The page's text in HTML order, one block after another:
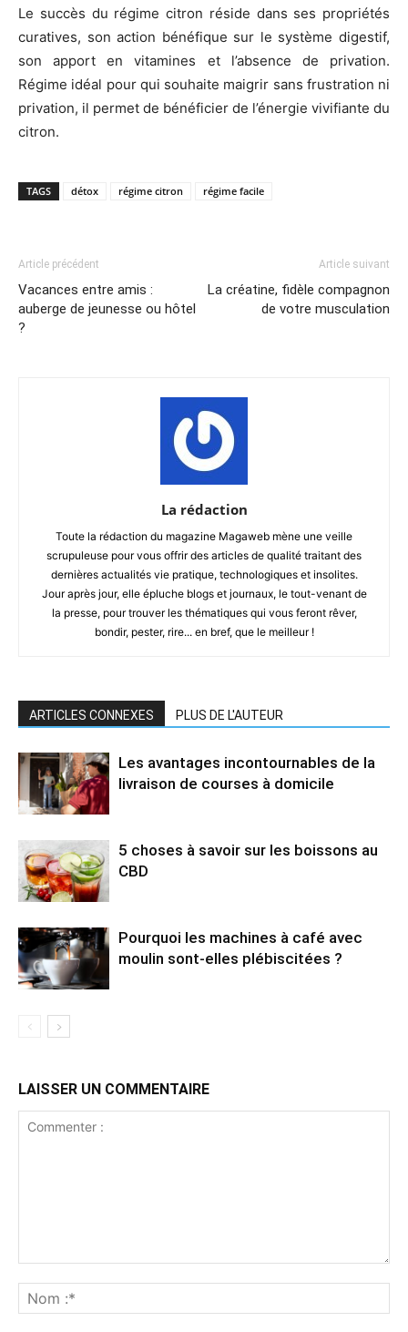
Le succès du régime citron réside dans ses propriétés
curatives, son action bénéfique sur le système digestif,
son apport en vitamines et l’absence de privation.
Régime idéal pour qui souhaite maigrir sans frustration ni
privation, il permet de bénéficier de l’énergie vivifiante du
citron.
TAGS détox régime citron régime facile
Article précédent
Vacances entre amis :
auberge de jeunesse ou hôtel
?
Article suivant
La créatine, fidèle compagnon
de votre musculation
La rédaction
Toute la rédaction du magazine Magaweb mène une veille
scrupuleuse pour vous offrir des articles de qualité traitant des
dernières actualités vie pratique, technologiques et insolites.
Jour après jour, elle épluche blogs et journaux, le tout-venant de
la presse, pour trouver les thématiques qui vous feront rêver,
bondir, pester, rire... en bref, que le meilleur !
ARTICLES CONNEXES PLUS DE L'AUTEUR
Les avantages incontournables de la
livraison de courses à domicile
5 choses à savoir sur les boissons au
CBD
Pourquoi les machines à café avec
moulin sont-elles plébiscitées ?
LAISSER UN COMMENTAIRE